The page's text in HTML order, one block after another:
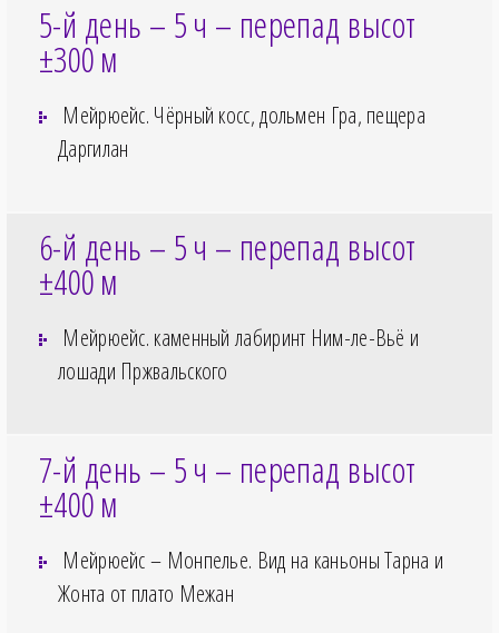
5-й день – 5ч – перепад высот
±300м
Мейрюейс. Чёрный косс, дольмен Гра, пещера
Даргилан
6-й день – 5ч – перепад высот
±400м
Мейрюейс. каменный лабиринт Ним-ле-Вьё и
лошади Пржвальского
7-й день – 5ч – перепад высот
±400м
Мейрюейс – Монпелье. Вид на каньоны Тарна и
Жонта от плато Межан